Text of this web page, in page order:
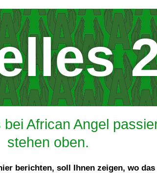
African Angel
stehen oben.
berichten, soll Ihnen zeigen, wo das